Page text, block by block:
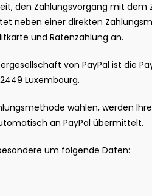
den Zahlungsvorgang mit dem
neben einer direkten
und Ratenzahlung an.
von PayPal ist die
Luxembourg.
wählen, werden
an PayPal übermittelt.
um folgende Daten: